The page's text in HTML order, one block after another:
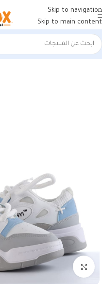
Skip to navigation
Skip to main content
الرئيسية/أحذية رجالي/كوتشي رجالي
اضغط للتكبير